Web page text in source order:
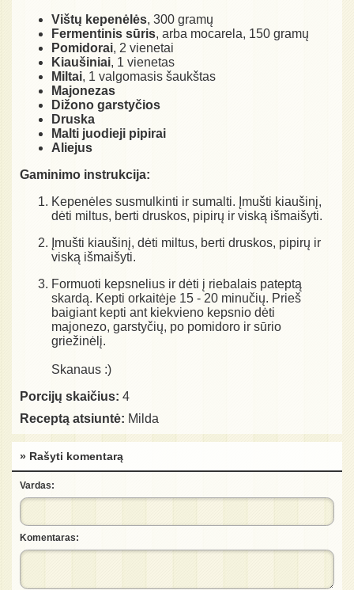
Vištų kepenėlės, 300 gramų
Fermentinis sūris, arba mocarela, 150 gramų
Pomidorai, 2 vienetai
Kiaušiniai, 1 vienetas
Miltai, 1 valgomasis šaukštas
Majonezas
Dižono garstyčios
Druska
Malti juodieji pipirai
Aliejus
Gaminimo instrukcija:
Kepenėles susmulkinti ir sumalti. Įmušti kiaušinį,
dėti miltus, berti druskos, pipirų ir viską išmaišyti.
Įmušti kiaušinį, dėti miltus, berti druskos, pipirų ir
viską išmaišyti.
Formuoti kepsnelius ir dėti į riebalais pateptą
skardą. Kepti orkaitėje 15 - 20 minučių. Prieš
baigiant kepti ant kiekvieno kepsnio dėti
majonezo, garstyčių, po pomidoro ir sūrio
griežinėlį.
Skanaus :)
Porcijų skaičius: 4
Receptą atsiuntė: Milda
» Rašyti komentarą
Vardas:
Komentaras: